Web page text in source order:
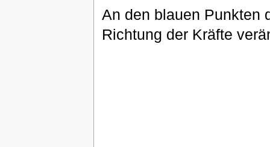
An den blauen Punkten
Richtung der Kräfte